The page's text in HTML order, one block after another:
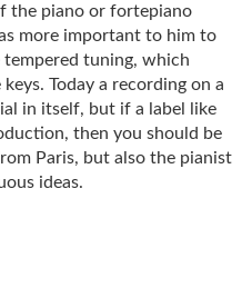
the piano or fortepiano
more important to him to
tuning, which
Today a recording on a
in itself, but if a label like
then you should be
Paris, but also the pianist
ideas.